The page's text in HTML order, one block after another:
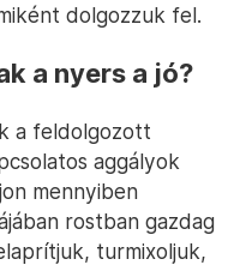
dolgozzuk fel.
a nyers a jó?
a feldolgozott
aggályok
mennyiben
rostban gazdag
turmixoljuk,